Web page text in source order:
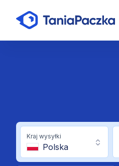
Kraj wysyłki
Polska